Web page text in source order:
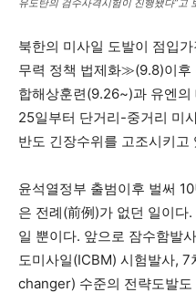
유도탄의 검수사격시험이 진행됐다”고
북한의 미사일 도발이 점입
무력 정책 법제화≫(9.8)이후
합해상훈련(9.26~)과 유엔
25일부터 단거리-중거리 미
반도 긴장수위를 고조시키고
윤석열정부 출범이후 벌써
은 전례(前例)가 없던 일이다
일 뿐이다. 앞으로 잠수함발
도미사일(ICBM) 시험발사,
changer) 수준의 전략도발도